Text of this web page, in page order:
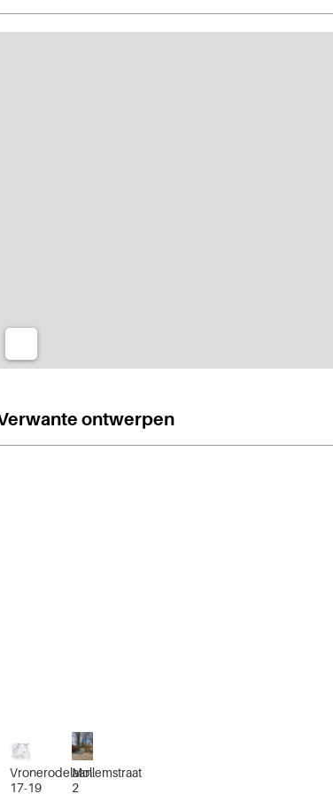
ontwerpen
Vronerodelaan
17-19
Mollemstraat
2